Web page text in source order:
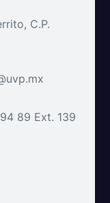
C.P.
89 Ext. 139